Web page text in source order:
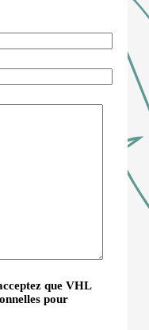
que VHL
pour